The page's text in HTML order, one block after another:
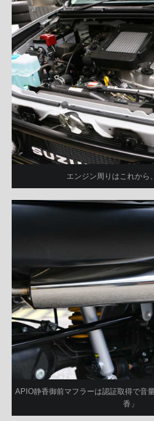
エンジン周りはこれから
APIO静香御前マフラーは認証取得で音
香」